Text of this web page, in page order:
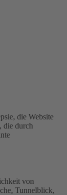
die Website
die durch
von
Tunnelblick,